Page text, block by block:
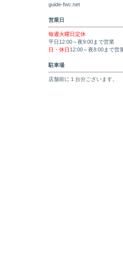
guide-fwc.net
営業日
毎週火曜日定休
平日12:00～夜9:00まで営業
日・休日 12:00～夜8:00まで営
駐車場
店舗前に１台分ございます。